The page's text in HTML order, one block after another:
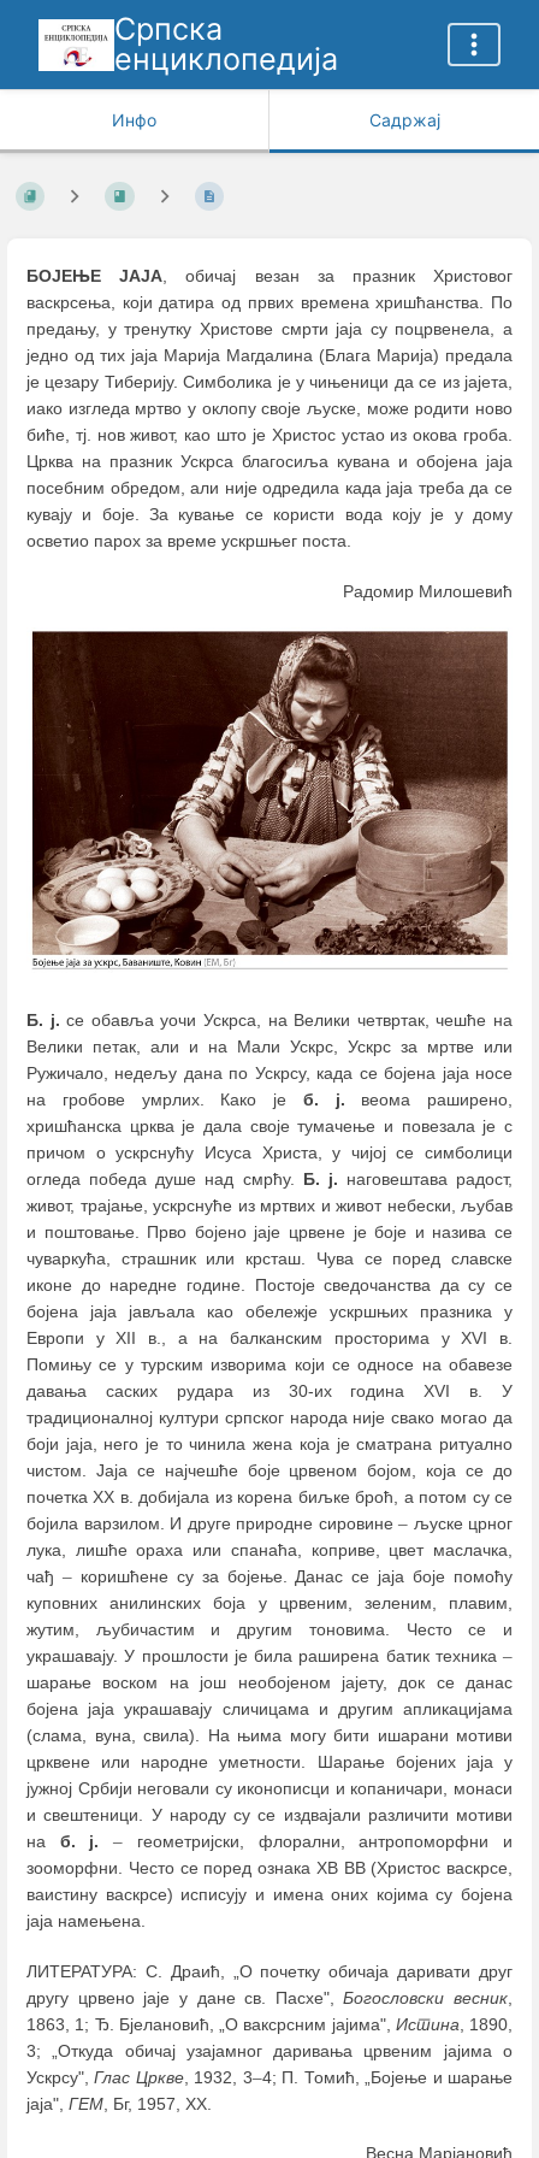
Српска
енциклопедија
Инфо Садржај
БОЈЕЊЕ ЈАЈА, обичај везан за празник Христовог
васкрсења, који датира од првих времена хришћанства. По
предању, у тренутку Христове смрти јаја су поцрвенела, а
једно од тих јаја Марија Магдалина (Блага Марија) предала
је цезару Тиберију. Симболика је у чињеници да се из јајета,
иако изгледа мртво у оклопу своје љуске, може родити ново
биће, тј. нов живот, као што је Христос устао из окова гроба.
Црква на празник Ускрса благосиља кувана и обојена јаја
посебним обредом, али није одредила када јаја треба да се
кувају и боје. За кување се користи вода коју је у дому
осветио парох за време ускршњег поста.
Радомир Милошевић
Б. ј. се обавља уочи Ускрса, на Велики четвртак, чешће на
Велики петак, али и на Мали Ускрс, Ускрс за мртве или
Ружичало, недељу дана по Ускрсу, када се бојена јаја носе
на гробове умрлих. Како је б. ј. веома раширено,
хришћанска црква је дала своје тумачење и повезала је с
причом о ускрснућу Исуса Христа, у чијој се симболици
огледа победа душе над смрћу. Б. ј. наговештава радост,
живот, трајање, ускрснуће из мртвих и живот небески, љубав
и поштовање. Прво бојено јаје црвене је боје и назива се
чуваркућа, страшник или крсташ. Чува се поред славске
иконе до наредне године. Постоје сведочанства да су се
бојена јаја јављала као обележје ускршњих празника у
Европи у XII в., а на балканским просторима у XVI в.
Помињу се у турским изворима који се односе на обавезе
давања саских рудара из 30-их година XVI в. У
традиционалној култури српског народа није свако могао да
боји јаја, него је то чинила жена која је сматрана ритуално
чистом. Јаја се најчешће боје црвеном бојом, која се до
почетка XX в. добијала из корена биљке броћ, а потом су се
бојила варзилом. И друге природне сировине – љуске црног
лука, лишће ораха или спанаћа, коприве, цвет маслачка,
чађ –коришћене су за бојење. Данас се јаја боје помоћу
куповних анилинских боја у црвеним, зеленим, плавим,
жутим, љубичастим и другим тоновима. Често се и
украшавају. У прошлости је била раширена батик техника –
шарање воском на још необојеном јајету, док се данас
бојена јаја украшавају сличицама и другим апликацијама
(слама, вуна, свила). На њима могу бити ишарани мотиви
црквене или народне уметности. Шарање бојених јаја у
јужној Србији неговали су иконописци и копаничари, монаси
и свештеници. У народу су се издвајали различити мотиви
на б. ј. – геометријски, флорални, антропоморфни и
зооморфни. Често се поред ознака ХВ ВВ (Христос васкрсе,
ваистину васкрсе) исписују и имена оних којима су бојена
јаја намењена.
ЛИТЕРАТУРА: С. Драић, „О почетку обичаја даривати друг
другу црвено јаје у дане св. Пасхе",Богословски весник
1863, 1; Ђ. Бјелановић, „О ваксрсним јајима", Истина , 1890,
3; „Откуда обичај узајамног даривања црвеним јајима о
Ускрсу",Глас Цркве, 1932, 3–4; П. Томић, „Бојење и шарање
јаја", ГЕМ , Бг, 1957, XX.
Весна Марјановић